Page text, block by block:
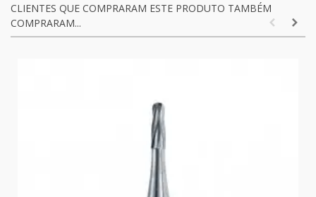
CLIENTES QUE COMPRARAM ESTE PRODUTO TAMBÉM
COMPRARAM...